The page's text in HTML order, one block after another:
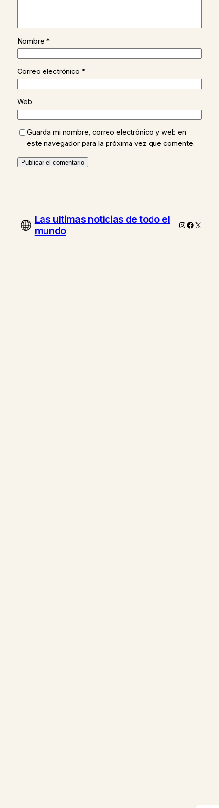
Nombre *
Correo electrónico *
Web
Guarda mi nombre, correo electrónico y web en
este navegador para la próxima vez que comente.
Las ultimas noticias de todo el
mundo
Instagram
X